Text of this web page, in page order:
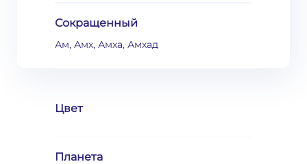
Сокращенный
Ам, Амх, Амха, Амхад
Цвет
Планета